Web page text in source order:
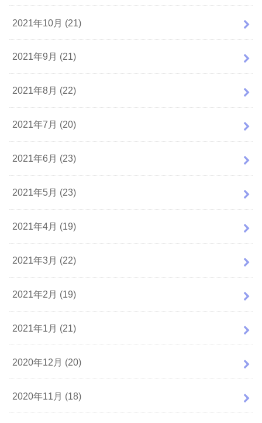
2021年10月 (21)
2021年9月 (21)
2021年8月 (22)
2021年7月 (20)
2021年6月 (23)
2021年5月 (23)
2021年4月 (19)
2021年3月 (22)
2021年2月 (19)
2021年1月 (21)
2020年12月 (20)
2020年11月 (18)